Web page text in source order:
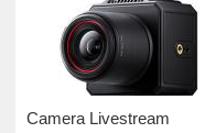
Camera Livestream